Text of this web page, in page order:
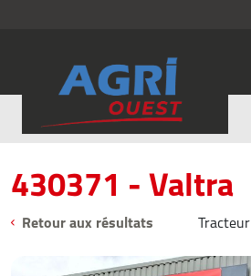
Occasions430371
430371 - Valtra
Retour aux résultats Tracteur